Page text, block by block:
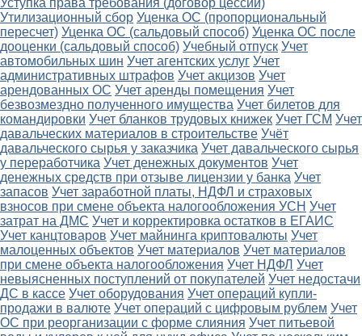
Уступка права требования (договор цессии)
Утилизационный сбор Уценка ОС (пропорциональный
пересчет) Уценка ОС (сальдовый способ) Уценка ОС после
дооценки (сальдовый способ) Учебный отпуск Учет
автомобильных шин Учет агентских услуг Учет
административных штрафов Учет акцизов Учет
арендованных ОС Учет аренды помещения Учет
безвозмездно полученного имущества Учет билетов для
командировки Учет бланков трудовых книжек Учет ГСМ Учет
давальческих материалов в строительстве Учёт
давальческого сырья у заказчика Учет давальческого сырья
у переработчика Учет денежных документов Учет
денежных средств при отзыве лицензии у банка Учет
запасов Учет заработной платы, НДФЛ и страховых
взносов при смене объекта налогообложения УСН Учет
затрат на ДМС Учет и корректировка остатков в ЕГАИС
Учет канцтоваров Учет майнинга криптовалюты Учет
малоценных объектов Учет материалов Учет материалов
при смене объекта налогообложения Учет НДФЛ Учет
невыясненных поступлений от покупателей Учет недостачи
ДС в кассе Учет оборудования Учет операций купли-
продажи в валюте Учет операций с цифровым рублем Учет
ОС при реорганизации с форме слияния Учет питьевой